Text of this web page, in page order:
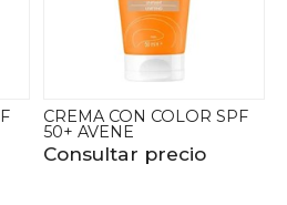
CREMA MINERAL SPF 50+
AVENE
Consultar precio